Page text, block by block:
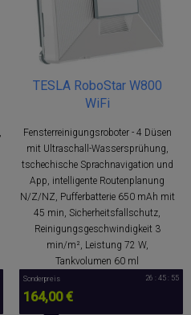
TESLA RoboStar W800
WiFi
Fensterreinigungsroboter - 4 Düsen
mit Ultraschall-Wassersprühung,
tschechische Sprachnavigation und
App, intelligente Routenplanung
N/Z/NZ, Pufferbatterie 650 mAh mit
45 min, Sicherheitsfallschutz,
Reinigungsgeschwindigkeit 3
min/m², Leistung 72 W,
Tankvolumen 60 ml
Sonderpreis
164,00 €
26 : 45 : 54